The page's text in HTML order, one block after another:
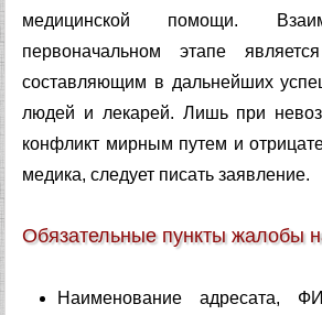
медицинской помощи.
первоначальном этапе
составляющим в дальнейших
людей и лекарей. Лишь при
конфликт мирным путем и
медика, следует писать заявление.
Обязательные пункты жалобы
Наименование адресата,